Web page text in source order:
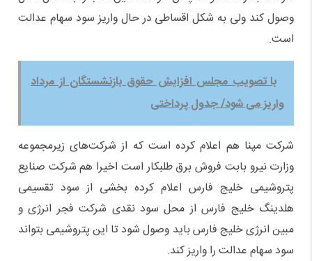
وصول کند ولی به شکل اقساطی در حال واریز سود سهام عدالت
است.
با تصویب مجلس افزایش حقوق بازنشستگان از مرداد
واریز می شود/ جدول پرداختی
شرکت مپنا هم اعلام کرده است که از شرکت‌های زیرمجموعه
وزارت نیرو بابت فروش برق طلبکار است اخیرا هم شرکت صنایع
پتروشیمی خلیج فارس اعلام کرده بخشی از سود تقسیمی
هلدینگ خلیج فارس از محل سود نقدی شرکت فجر انرژی و
مبین انرژی خلیج فارس باید وصول شود تا این پتروشیمی بتواند
سود سهام عدالت را واریز کند.